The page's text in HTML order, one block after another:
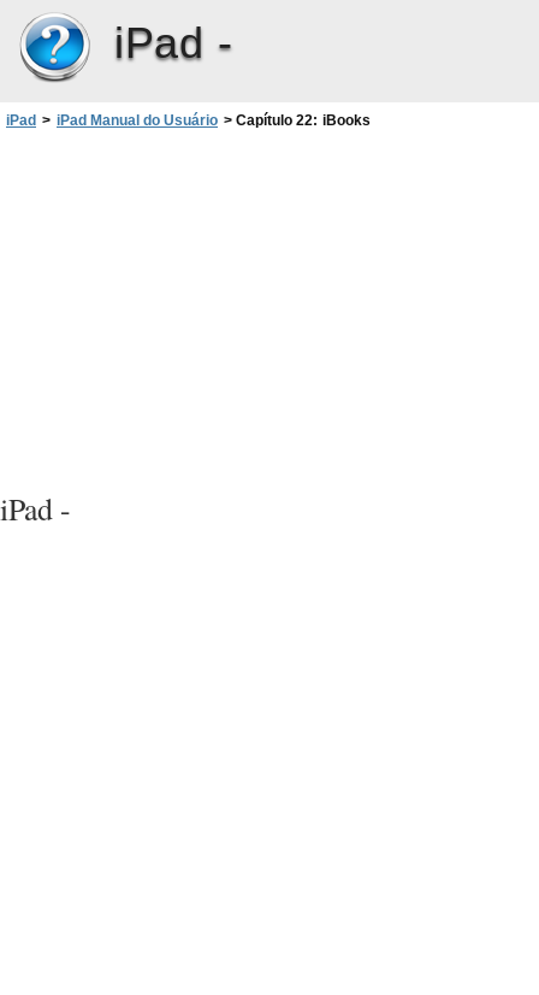
iPad -
iPad > iPad Manual do Usuário > Capítulo 22: iBooks
iPad -